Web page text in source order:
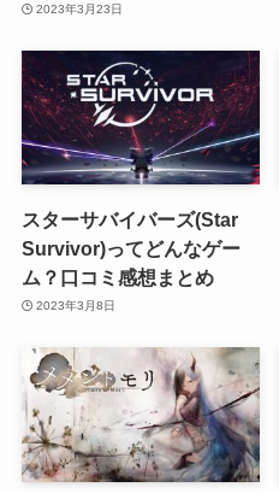
2023年3月23日
スターサバイバーズ(Star
Survivor)ってどんなゲー
ム？口コミ感想まとめ
2023年3月8日